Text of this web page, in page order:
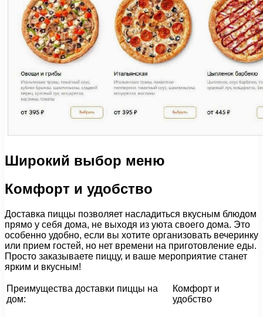
Широкий выбор меню
Комфорт и удобство
Доставка пиццы позволяет насладиться вкусным блюдом
прямо у себя дома, не выходя из уюта своего дома. Это
особенно удобно, если вы хотите организовать вечеринку
или прием гостей, но нет времени на приготовление еды.
Просто заказываете пиццу, и ваше мероприятие станет
ярким и вкусным!
Преимущества доставки пиццы на
дом:
Комфорт и
удобство